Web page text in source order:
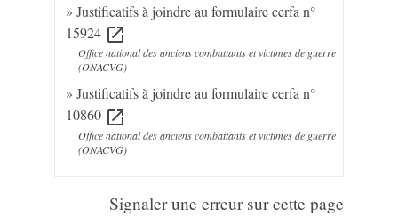
Justificatifs à joindre au formulaire cerfa n°
15924 open_in_new
Office national des anciens combattants et victimes de guerre
(ONACVG)
Justificatifs à joindre au formulaire cerfa n°
10860 open_in_new
Office national des anciens combattants et victimes de guerre
(ONACVG)
Signaler une erreur sur cette page